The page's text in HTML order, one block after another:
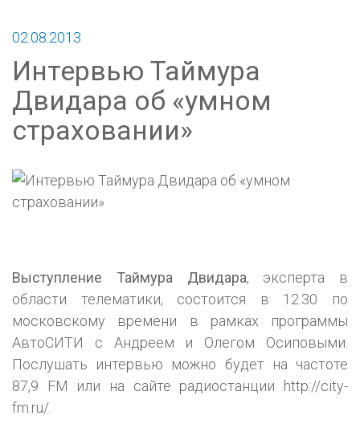
02.08.2013
Интервью Таймура
Двидара об «умном
страховании»
Выступление Таймура Двидара, эксперта в
области телематики, состоится в 12.30 по
московскому времени в рамках программы
АвтоСИТИ с Андреем и Олегом Осиповыми.
Послушать интервью можно будет на частоте
87,9 FM или на сайте радиостанции http://city-
fm.ru/.